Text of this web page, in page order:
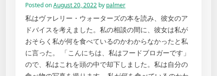
Posted onAugust 20, 2022 by palmer
私はヴァレリー・ウォーターズの本を読み、彼女のア
ドバイスを考えました。私の相談の間に、彼女は私が
おそらく私が何を食べているのかわからなかったと私
に言った。 「こんにちは、私はフードブロガーです」
ので、私はこれを頭の中で却下しました。私は自分の